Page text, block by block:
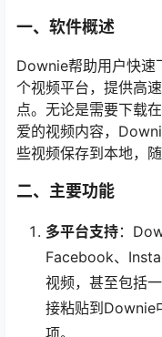
一、软件概述
Downie帮助用户快速
个视频平台，提供高
点。无论是需要下载
爱的视频内容，
些视频保存到本地，随
二、主要功能
多平台支持：
Facebook、
视频，甚至包括
接粘贴到Downie
项。